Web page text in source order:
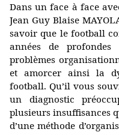
Dans un face à face
Jean Guy Blaise
savoir que le football
années de
problèmes
et amorcer ainsi la
football. Qu’il vous
un diagnostic
plusieurs insuffisances
d’une méthode